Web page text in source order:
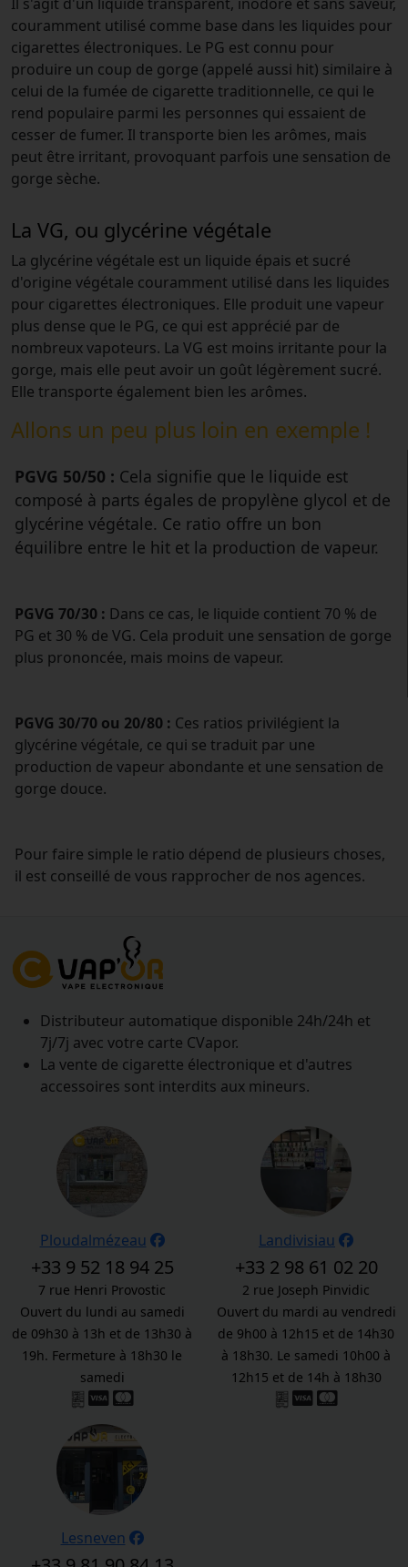
couramment utilisé comme base dans les liquides pour
cigarettes électroniques. Le PG est connu pour
produire un coup de gorge (appelé aussi hit) similaire à
celui de la fumée de cigarette traditionnelle, ce qui le
rend populaire parmi les personnes qui essaient de
cesser de fumer. Il transporte bien les arômes, mais
peut être irritant, provoquant parfois une sensation de
gorge sèche.
La VG, ou glycérine végétale
La glycérine végétale est un liquide épais et sucré
d'origine végétale couramment utilisé dans les liquides
pour cigarettes électroniques. Elle produit une vapeur
plus dense que le PG, ce qui est apprécié par de
nombreux vapoteurs. La VG est moins irritante pour la
gorge, mais elle peut avoir un goût légèrement sucré.
Elle transporte également bien les arômes.
Allons un peu plus loin en exemple !
PGVG 50/50 : Cela signifie que le liquide est
composé à parts égales de propylène glycol et de
glycérine végétale. Ce ratio offre un bon
équilibre entre le hit et la production de vapeur.
PGVG 70/30 : Dans ce cas, le liquide contient 70 % de
PG et 30 % de VG. Cela produit une sensation de gorge
plus prononcée, mais moins de vapeur.
PGVG 30/70 ou 20/80 : Ces ratios privilégient la
glycérine végétale, ce qui se traduit par une
production de vapeur abondante et une sensation de
gorge douce.
Pour faire simple le ratio dépend de plusieurs choses,
il est conseillé de vous rapprocher de nos agences.
Distributeur automatique disponible 24h/24h et
7j/7j avec votre carte CVapor.
La vente de cigarette électronique et d'autres
accessoires sont interdits aux mineurs.
Ploudalmézeau
+33 9 52 18 94 25
7 rue Henri Provostic
Ouvert du lundi au samedi
de 09h30 à 13h et de 13h30 à
19h. Fermeture à 18h30 le
samedi
Landivisiau
+33 2 98 61 02 20
2 rue Joseph Pinvidic
Ouvert du mardi au vendredi
de 9h00 à 12h15 et de 14h30
à 18h30. Le samedi 10h00 à
12h15 et de 14h à 18h30
Lesneven